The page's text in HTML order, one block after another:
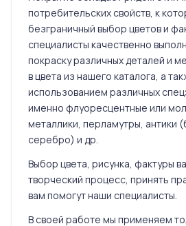
потребительских свойств, к
безграничный выбор цветов и
специалисты качественно
покраску различных деталей и
в цвета из нашего каталога, а
использованием различных
именно флуоресцентные или
металлики, перламутры, антики
серебро) и др.
Выбор цвета, рисунка, фактуры
творческий процесс, принять
вам помогут наши специалисты.
В своей работе мы применяем